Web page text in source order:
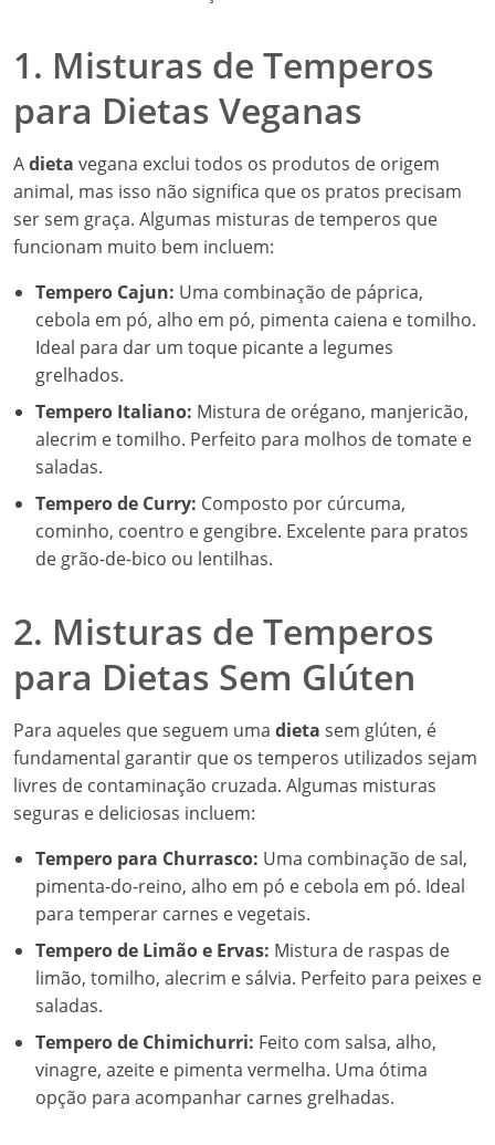
1. Misturas de Temperos
para Dietas Veganas
Adieta vegana exclui todos os produtos de origem
animal, mas isso não significa que os pratos precisam
ser sem graça. Algumas misturas de temperos que
funcionam muito bem incluem:
Tempero Cajun: Uma combinação de páprica,
cebola em pó, alho em pó, pimenta caiena e tomilho.
Ideal para dar um toque picante a legumes
grelhados.
Tempero Italiano: Mistura de orégano, manjericão,
alecrim e tomilho. Perfeito para molhos de tomate e
saladas.
Tempero de Curry: Composto por cúrcuma,
cominho, coentro e gengibre. Excelente para pratos
de grão-de-bico ou lentilhas.
2. Misturas de Temperos
para Dietas Sem Glúten
Para aqueles que seguem uma dieta sem glúten, é
fundamental garantir que os temperos utilizados sejam
livres de contaminação cruzada. Algumas misturas
seguras e deliciosas incluem:
Tempero para Churrasco: Uma combinação de sal,
pimenta-do-reino, alho em pó e cebola em pó. Ideal
para temperar carnes e vegetais.
Tempero de Limão e Ervas: Mistura de raspas de
limão, tomilho, alecrim e sálvia. Perfeito para peixes e
saladas.
Tempero de Chimichurri: Feito com salsa, alho,
vinagre, azeite e pimenta vermelha. Uma ótima
opção para acompanhar carnes grelhadas.